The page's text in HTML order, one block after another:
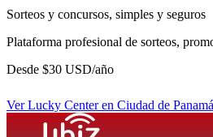
Sorteos y concursos, simples y seguros
Plataforma profesional de sorteos,
Desde $30 USD/año
VerLucky Centeren Ciudad de Panamá